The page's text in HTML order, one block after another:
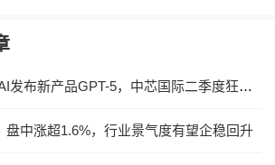
半导体早参丨OpenAI发布新产品GPT-5，中芯国际二季度狂揽22亿美元！
盘中涨超1.6%，行业景气度有望企稳回升